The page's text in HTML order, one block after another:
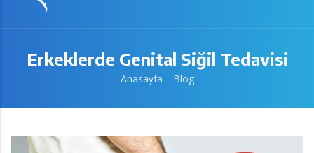
Erkeklerde Genital Siğil Tedavisi
Anasayfa Blog